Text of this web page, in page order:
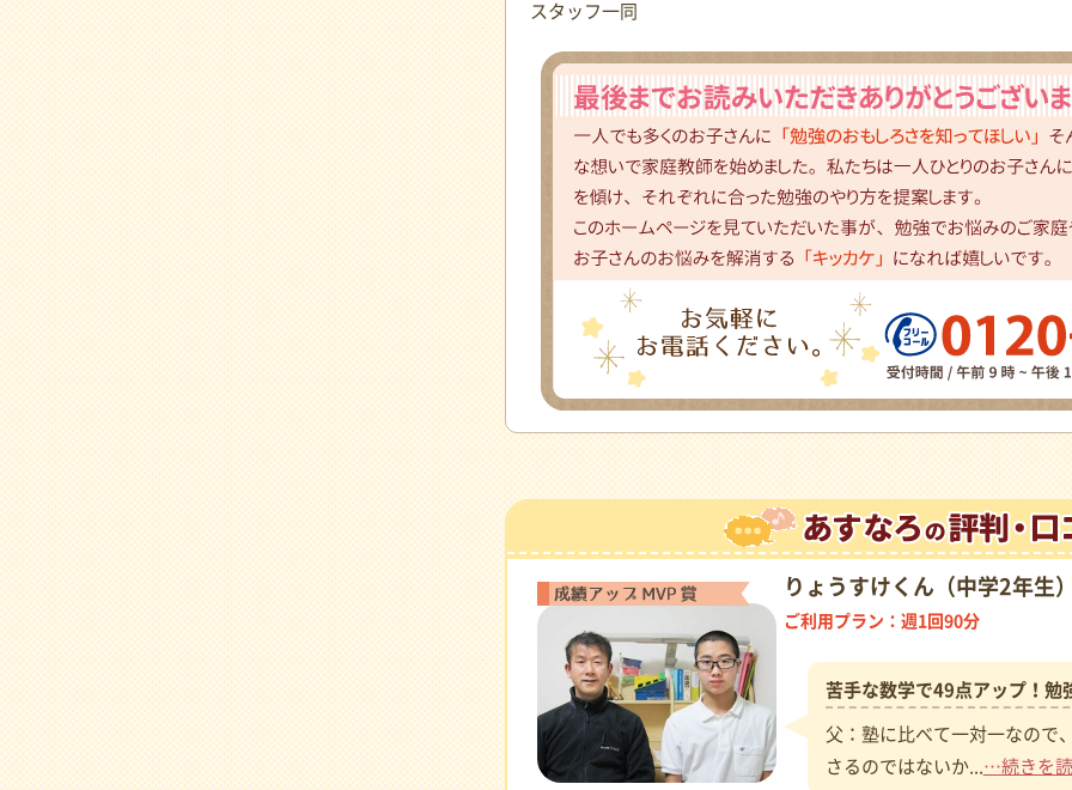
スタッフ一同
成績アップMVP賞
りょうすけくん（中学2年生
ご利用プラン：週1回90分
苦手な数学で49点アップ！勉
父：塾に比べて一対一なので
さるのではないか... …続きを